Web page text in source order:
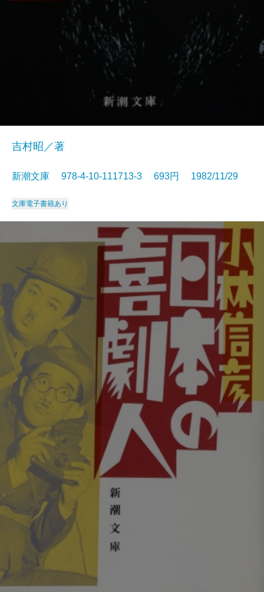
吉村昭／著
新潮文庫 978-4-10-111713-3 693円 1982/11/29
文庫電子書籍あり